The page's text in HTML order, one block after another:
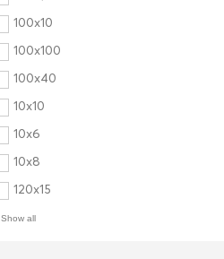
100x10
100x100
100x40
10x10
10x6
10x8
120x15
Show all